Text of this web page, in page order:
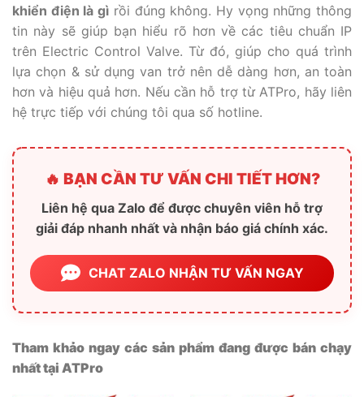
khiển điện là gì rồi đúng không. Hy vọng những thông
tin này sẽ giúp bạn hiểu rõ hơn về các tiêu chuẩn IP
trên Electric Control Valve. Từ đó, giúp cho quá trình
lựa chọn & sử dụng van trở nên dễ dàng hơn, an toàn
hơn và hiệu quả hơn. Nếu cần hỗ trợ từ ATPro, hãy liên
hệ trực tiếp với chúng tôi qua số hotline.
🔥 BẠN CẦN TƯ VẤN CHI TIẾT HƠN?
Liên hệ qua Zalo để được chuyên viên hỗ trợ
giải đáp nhanh nhất và nhận báo giá chính xác.
CHAT ZALO NHẬN TƯ VẤN NGAY
Tham khảo ngay các sản phẩm đang được bán chạy
nhất tại ATPro